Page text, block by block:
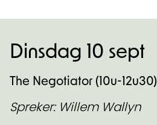
Dinsdag 10 sept
The Negotiator (10u-12u30)
Spreker: Willem Wallyn